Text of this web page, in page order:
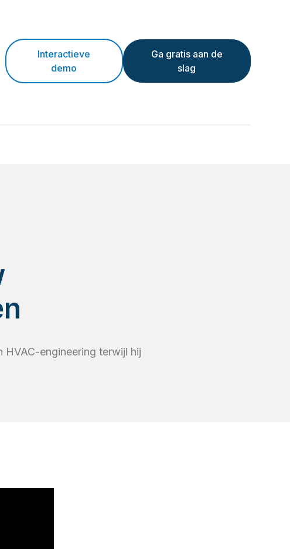
Interactieve
demo
Ga gratis aan de
slag
HVAC-engineering terwijl hij